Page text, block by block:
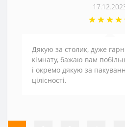
Дякую за столик, дуже
кімнату, бажаю вам
і окремо дякую за
цілісності.